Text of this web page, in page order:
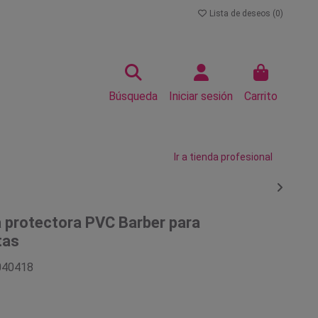
Lista de deseos (0)
Búsqueda Iniciar sesión Carrito
Ir a tienda profesional
PVC Barber para